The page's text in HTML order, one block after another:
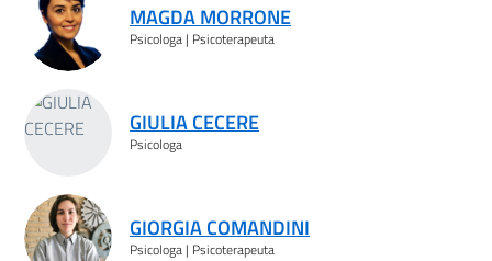
MAGDA MORRONE
Psicologa | Psicoterapeuta
GIULIA CECERE
Psicologa
GIORGIA COMANDINI
Psicologa | Psicoterapeuta